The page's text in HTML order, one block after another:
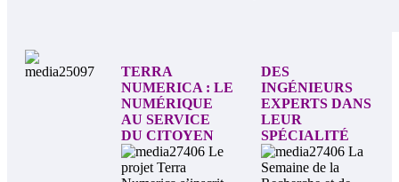
TERRA
NUMERICA : LE
NUMÉRIQUE
AU SERVICE
DU CITOYEN
Le
projet Terra
DES
INGÉNIEURS
EXPERTS DANS
LEUR
SPÉCIALITÉ
La
Semaine de la